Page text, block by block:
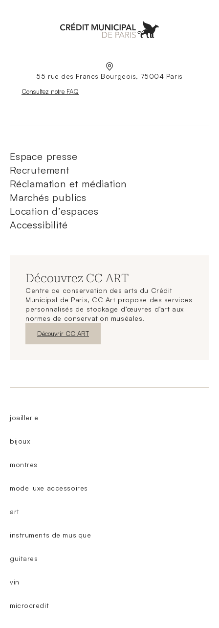
55 rue des Francs Bourgeois, 75004 Paris
Nouvelle fenêtre
Consultez notre FAQ
Espace presse
Recrutement
Réclamation et médiation
Marchés publics
Location d’espaces
Accessibilité
Découvrez CC ART
Centre de conservation des arts du Crédit
Municipal de Paris, CC Art propose des services
personnalisés de stockage d’œuvres d’art aux
normes de conservation muséales.
Nouvelle fenêtre
Découvrir CC ART
joaillerie
bijoux
montres
mode luxe accessoires
art
instruments de musique
guitares
vin
microcredit